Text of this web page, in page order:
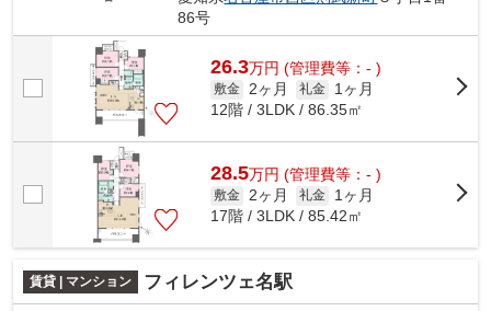
86号
26.3万円 (管理費等：- )
敷金 2ヶ月 礼金
1ヶ月
12階 / 3LDK / 86.35㎡
28.5万円 (管理費等：- )
敷金 2ヶ月 礼金
1ヶ月
17階 / 3LDK / 85.42㎡
賃貸 | マンション フィレンツェ名駅